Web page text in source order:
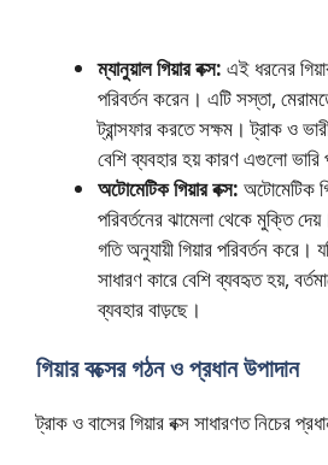
ম্যানুয়াল গিয়ার বক্স: এই ধরনের
পরিবর্তন করেন। এটি সস্তা,
ট্রান্সফার করতে সক্ষম। ট্রাক ও
বেশি ব্যবহার হয় কারণ এগুলো ভারি
অটোমেটিক গিয়ার বক্স: অটোমেটিক
পরিবর্তনের ঝামেলা থেকে মুক্তি
গতি অনুযায়ী গিয়ার পরিবর্তন করে।
সাধারণ কারে বেশি ব্যবহৃত হয়,
ব্যবহার বাড়ছে।
গিয়ার বক্সের গঠন ও প্রধান উপাদান
ট্রাক ও বাসের গিয়ার বক্স সাধারণত নিচের